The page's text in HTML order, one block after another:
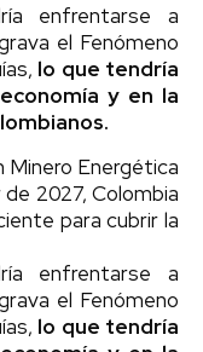
enfrentarse a
el Fenómeno
lo que tendría
y en la
Minero Energética
2027, Colombia
para cubrir la
enfrentarse a
el Fenómeno
lo que tendría